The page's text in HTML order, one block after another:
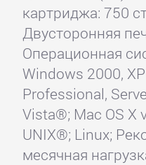
картриджа: 750
Двусторонняя
Операционная
Windows 2000,
Professional,
Vista®; Mac OS X
UNIX®; Linux;
месячная